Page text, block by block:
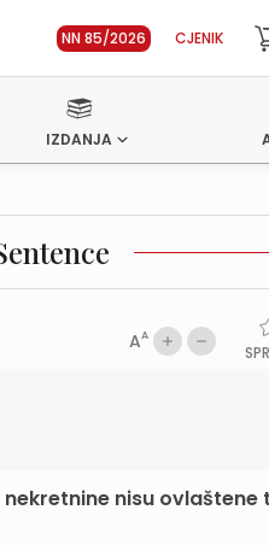
NN 85/2026 CJENIK
IZDANJA
AA
nisu ovlaštene